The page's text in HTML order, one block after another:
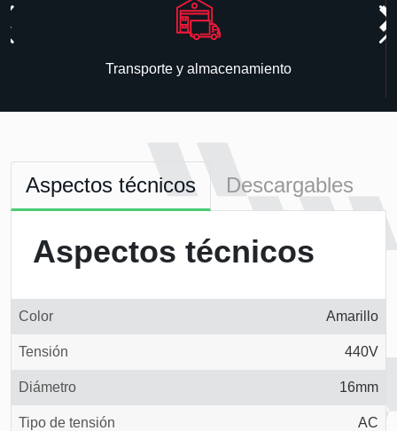
Transporte y almacenamiento
Aspectos técnicos Descargables
Aspectos técnicos
Color Amarillo
Tensión 440V
Diámetro 16mm
Tipo de tensión AC